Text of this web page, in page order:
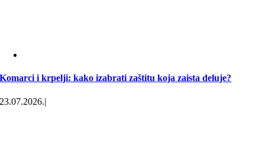
Komarci i krpelji: kako izabrati zaštitu koja zaista deluje?
23.07.2026.|